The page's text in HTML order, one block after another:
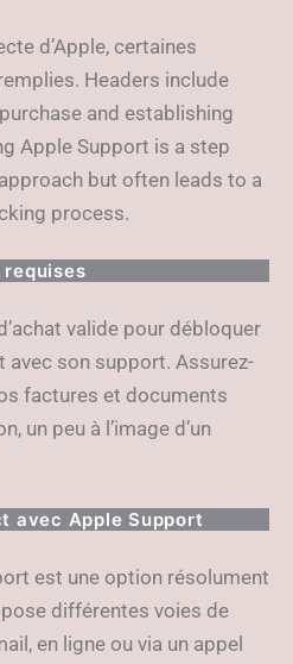
d’Apple, certaines
Headers include
and establishing
Apple Support is a step
but often leads to a
process.
valide pour débloquer
avec son support. Assurez-
factures et documents
un peu à l’image d’un
avec Apple Support
est une option résolument
différentes voies de
en ligne ou via un appel